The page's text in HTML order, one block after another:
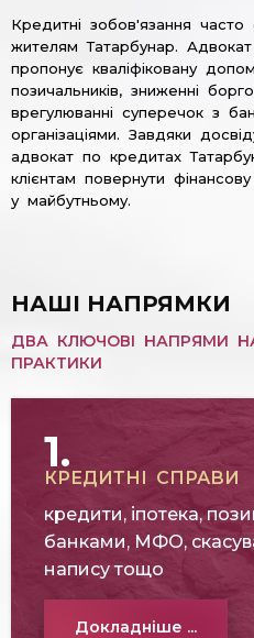
Кредитні зобов'язання
жителям Татарбунар.
пропонує кваліфіковану
позичальників, зниженні
врегулюванні суперечок з
організаціями. Завдяки
адвокат по кредитах
клієнтам повернути
у майбутньому.
НАШІ НАПРЯМКИ
ДВА КЛЮЧОВІ НАПРЯМИ
ПРАКТИКИ
1.
КРЕДИТНІ СПРАВИ
кредити, іпотека,
банками, МФО,
напису тощо
Докладніше ...